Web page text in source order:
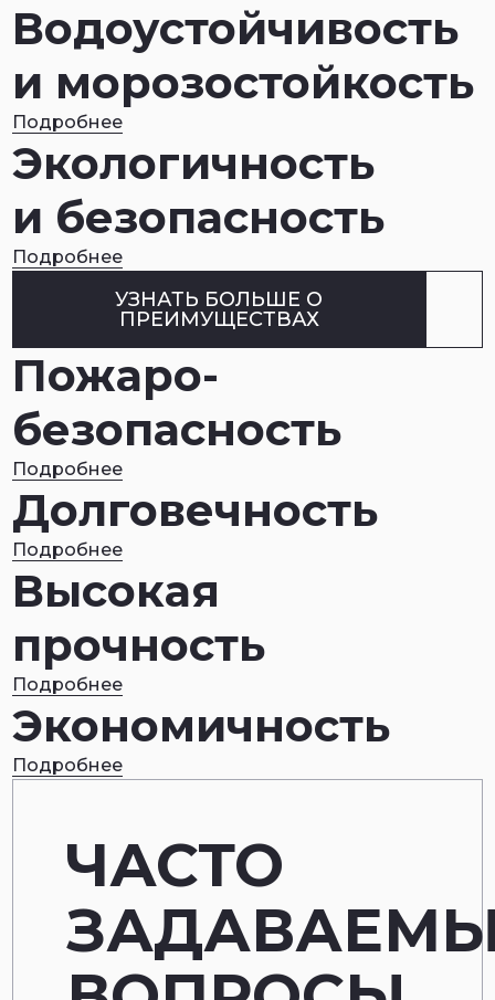
Водоустойчивость
и морозостойкость
Подробнее
Экологичность
и безопасность
Подробнее
УЗНАТЬ БОЛЬШЕ О
ПРЕИМУЩЕСТВАХ
Пожаро-
безопасность
Подробнее
Долговечность
Подробнее
Высокая
прочность
Подробнее
Экономичность
Подробнее
ЧАСТО